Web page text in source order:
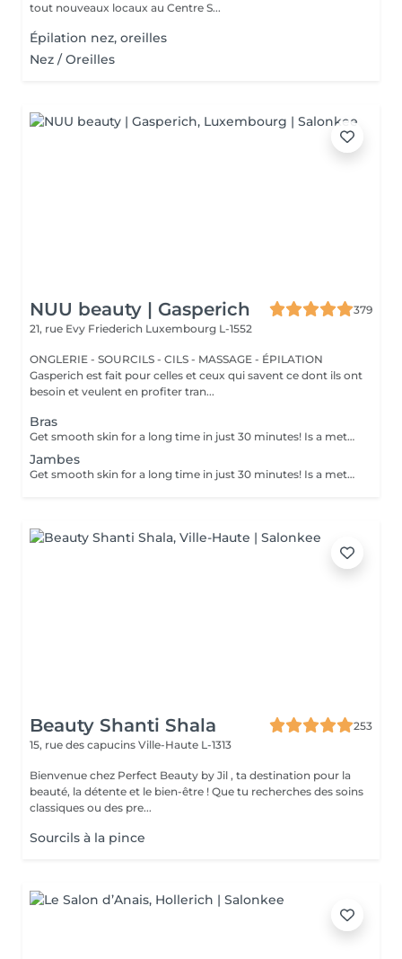
tout nouveaux locaux au Centre S...
Épilation nez, oreilles
Nez / Oreilles
NUU beauty | Gasperich
379
21, rue Evy Friederich Luxembourg L-1552
ONGLERIE - SOURCILS - CILS - MASSAGE - ÉPILATION
Gasperich est fait pour celles et ceux qui savent ce dont ils ont
besoin et veulent en profiter tran...
Bras
Get smooth skin for a long time in just 30 minutes! Is a method of hair removal when your hair is pulled out with warm wax with the hair follicle. How is wax epilation done? - preparation (the beautician applies a special antiseptic lotion to the skin) - wax is applied (the wax mixture is heated to a certain temperature, after which it is applied to the skin using a wooden stick) - depilation (after the wax hardens the beautician removes the wax strips with hair using sharp movements) - wax residue are removed (wax residues are cleaned off and aloe vera cream is applied) Age restrictions: recommended to do from 14 years. Post procedure recommendations: recommended to do not take hot bath, do not visit sauna, do not swim in the pool for 12 hours after the procedure - it can cause irritation. Frequency: once in 4 weeks.
Jambes
Get smooth skin for a long time in just 30 minutes! Is a method of hair removal when your hair is pulled out with warm wax with the hair follicle. How is wax epilation done? - preparation (the beautician applies a special antiseptic lotion to the skin) - wax is applied (the wax mixture is heated to a certain temperature, after which it is applied to the skin using a wooden stick) - depilation (after the wax hardens the beautician removes the wax strips with hair using sharp movements) - wax residue are removed (wax residues are cleaned off and aloe vera cream is applied) Age restrictions: recommended to do from 14 years. Post procedure recommendations: recommended to do not take hot bath, do not visit sauna, do not swim in the pool for 12 hours after the procedure - it can cause irritation. Frequency: once in 4 weeks.
Beauty Shanti Shala
253
15, rue des capucins Ville-Haute L-1313
Bienvenue chez Perfect Beauty by Jil , ta destination pour la
beauté, la détente et le bien-être ! Que tu recherches des soins
classiques ou des pre...
Sourcils à la pince